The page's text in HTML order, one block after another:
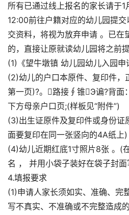
所有已通过线上报名的家长请于
12:00前往户籍对应的幼儿园提
交资料，将视为放弃申请 。已在
的，直接让原就读幼儿园将之前
(1)《望牛墩镇 幼儿园幼儿入园申
(2)幼儿的户口本原件、复印件，
第一页)?。路接∮锥Э谝?背面
下方母亲户口页;(样板见“附件”)
(3)出生证原件及复印件或身份证
面要复印在同一张竖向的4A纸上)
(4)幼儿近期红底1寸照片8张 。(
名 ， 并用小袋子装好在袋子封
4.填报要求
(1)申请人家长须如实、准确、完
写不真实、不准确或不完整造成